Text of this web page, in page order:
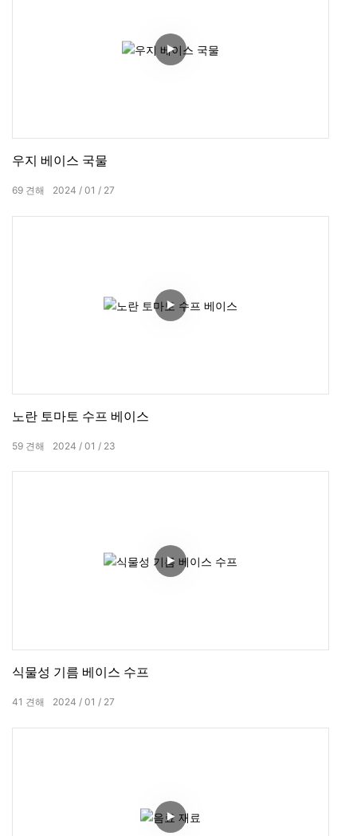
우지 베이스 국물
2024 01 27
69 견해
노란 토마토 수프 베이스
2024 01 23
59 견해
식물성 기름 베이스 수프
2024 01 27
41 견해